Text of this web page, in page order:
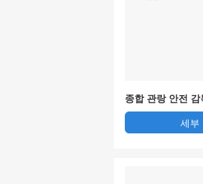
종합 관랑 안전
세부